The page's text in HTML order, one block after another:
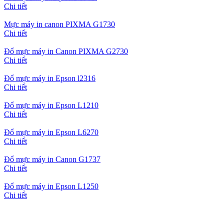
Chi tiết
Mực máy in canon PIXMA G1730
Chi tiết
Đổ mực máy in Canon PIXMA G2730
Chi tiết
Đổ mực máy in Epson l2316
Chi tiết
Đổ mực máy in Epson L1210
Chi tiết
Đổ mực máy in Epson L6270
Chi tiết
Đổ mực máy in Canon G1737
Chi tiết
Đổ mực máy in Epson L1250
Chi tiết